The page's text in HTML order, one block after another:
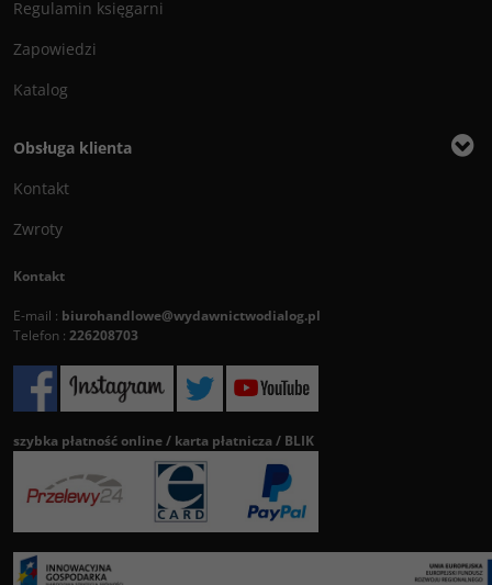
Regulamin księgarni
Zapowiedzi
Katalog
Obsługa klienta
Kontakt
Zwroty
Kontakt
E-mail : biurohandlowe@wydawnictwodialog.pl
Telefon : 226208703
szybka płatność online / karta płatnicza / BLIK